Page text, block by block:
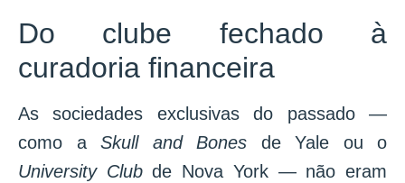
Do clube fechado à
curadoria financeira
As sociedades exclusivas do passado —
como a Skull and Bones de Yale ou o
University Clubde Nova York — não eram